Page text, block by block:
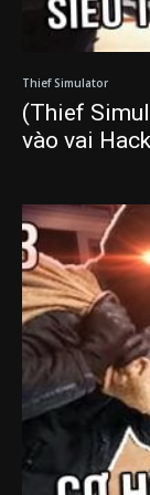
Thief Simulator
(Thief
vào vai